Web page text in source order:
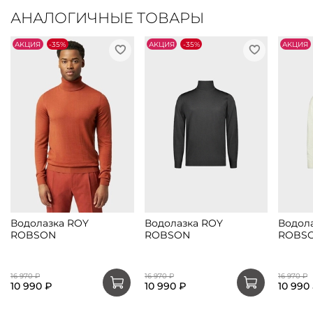
АНАЛОГИЧНЫЕ ТОВАРЫ
АKЦИЯ -35%
Водолазка ROY
ROBSON
16 970 ₽
10 990 ₽
АKЦИЯ -35%
Водолазка ROY
ROBSON
16 970 ₽
10 990 ₽
АKЦИЯ
16 970 ₽
10